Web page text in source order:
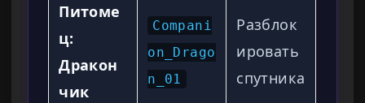
Питоме
ц:
Дракон
чик
Compani
on_Drago
n_01
Разблок
ировать
спутника